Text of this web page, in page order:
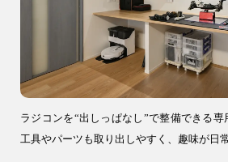
ラジコンを“出しっぱなし”で整備できる
工具やパーツも取り出しやすく、趣味が日